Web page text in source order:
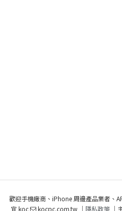
歡迎手機廠商、iPhone 周邊產品業者、
宜 koc
kocpc.com.tw ｜ 隱私政策｜